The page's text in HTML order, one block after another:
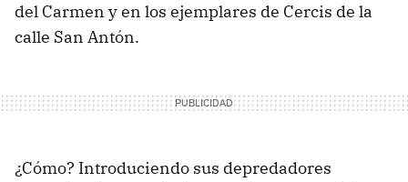
del Carmen y en los ejemplares de Cercis de la
calle San Antón.
¿Cómo? Introduciendo sus depredadores